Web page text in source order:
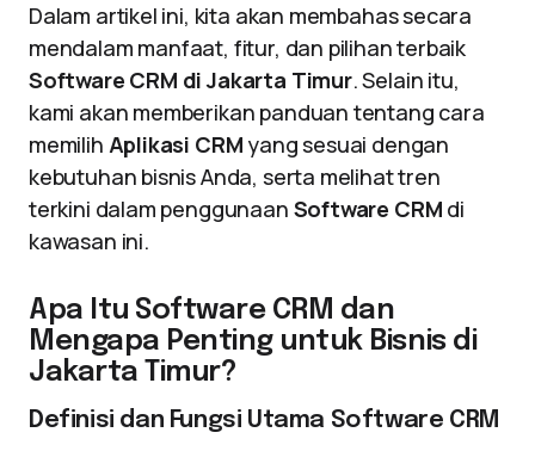
Dalam artikel ini, kita akan membahas secara
mendalam manfaat, fitur, dan pilihan terbaik
Software CRM di Jakarta Timur. Selain itu,
kami akan memberikan panduan tentang cara
memilih Aplikasi CRM yang sesuai dengan
kebutuhan bisnis Anda, serta melihat tren
terkini dalam penggunaan Software CRM di
kawasan ini.
Apa Itu Software CRM dan
Mengapa Penting untuk Bisnis di
Jakarta Timur?
Definisi dan Fungsi Utama Software CRM